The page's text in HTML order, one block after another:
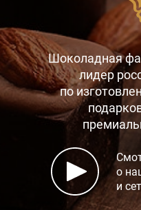
Шоколадная
лидер
по
о
и